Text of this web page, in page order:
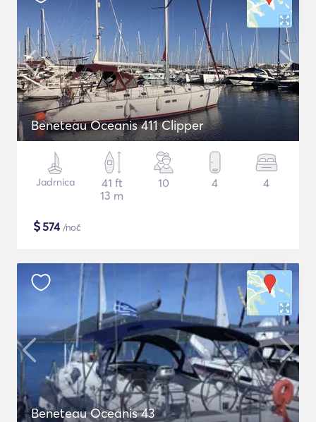
Beneteau Oceanis 411 Clipper
Jadrnica
41 ft
13 m
10 4 4
$574/noč
Beneteau Oceanis 43